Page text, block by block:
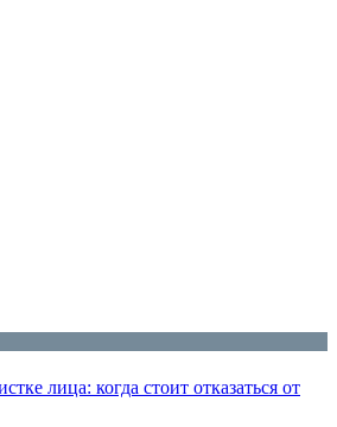
лица: когда стоит отказаться от